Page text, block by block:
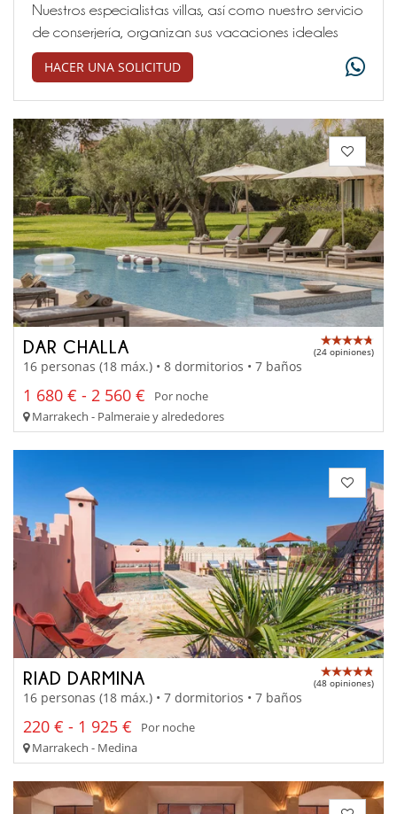
Nuestros especialistas villas, así como nuestro servicio
de conserjería, organizan sus vacaciones ideales
HACER UNA SOLICITUD
DAR CHALLA (24 opiniones)
16 personas (18 máx.) • 8 dormitorios • 7 baños
1 680 € - 2 560 €
Por noche
Marrakech - Palmeraie y alrededores
RIAD DARMINA (48 opiniones)
16 personas (18 máx.) • 7 dormitorios • 7 baños
220 € - 1 925 €
Por noche
Marrakech - Medina